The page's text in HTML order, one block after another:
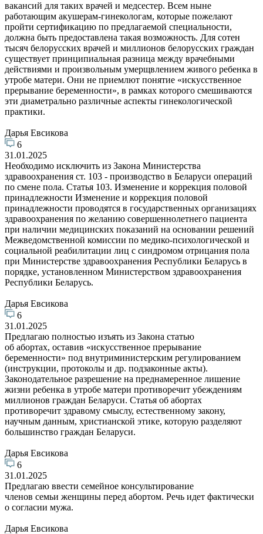
вакансий для таких врачей и медсестер. Всем ныне
работающим акушерам-гинекологам, которые пожелают
пройти сертификацию по предлагаемой специальности,
должна быть предоставлена такая возможность. Для сотен
тысяч белорусских врачей и миллионов белорусских граждан
существует принципиальная разница между врачебными
действиями и произвольным умерщвлением живого ребенка в
утробе матери. Они не приемлют понятие «искусственное
прерывание беременности», в рамках которого смешиваются
эти диаметрально различные аспекты гинекологической
практики.
Дарья Евсикова
6
31.01.2025
Необходимо исключить из Закона Министерства
здравоохранения ст. 103 - производство в Беларуси операций
по смене пола. Статья 103. Изменение и коррекция половой
принадлежности Изменение и коррекция половой
принадлежности проводятся в государственных организациях
здравоохранения по желанию совершеннолетнего пациента
при наличии медицинских показаний на основании решений
Межведомственной комиссии по медико-психологической и
социальной реабилитации лиц с синдромом отрицания пола
при Министерстве здравоохранения Республики Беларусь в
порядке, установленном Министерством здравоохранения
Республики Беларусь.
Дарья Евсикова
6
31.01.2025
Предлагаю полностью изъять из Закона статью
об абортах, оставив «искусственное прерывание
беременности» под внутриминистерским регулированием
(инструкции, протоколы и др. подзаконные акты).
Законодательное разрешение на преднамеренное лишение
жизни ребенка в утробе матери противоречит убеждениям
миллионов граждан Беларуси. Статья об абортах
противоречит здравому смыслу, естественному закону,
научным данным, христианской этике, которую разделяют
большинство граждан Беларуси.
Дарья Евсикова
6
31.01.2025
Предлагаю ввести семейное консультирование
членов семьи женщины перед абортом. Речь идет фактически
о согласии мужа.
Дарья Евсикова